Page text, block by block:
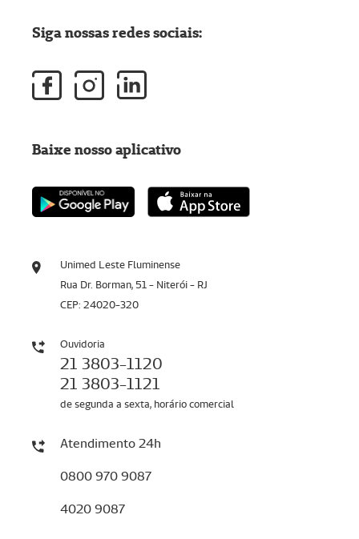
Unimed Leste Fluminense
Rua Dr. Borman, 51 - Niterói - RJ
CEP: 24020-320
Ouvidoria
21 3803-1120
21 3803-1121
de segunda a sexta, horário comercial
Atendimento 24h
0800 970 9087
4020 9087
Siga nossas redes sociais:
Baixe nosso aplicativo